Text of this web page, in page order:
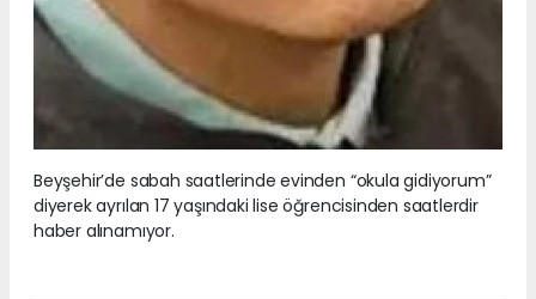
Beyşehir’de sabah saatlerinde evinden “okula gidiyorum”
diyerek ayrılan 17 yaşındaki lise öğrencisinden saatlerdir
haber alınamıyor.